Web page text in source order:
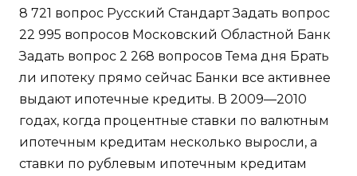
8 721 вопрос Русский Стандарт Задать вопрос
22 995 вопросов Московский Областной Банк
Задать вопрос 2 268 вопросов Тема дня Брать
ли ипотеку прямо сейчас Банки все активнее
выдают ипотечные кредиты. В 2009—2010
годах, когда процентные ставки по валютным
ипотечным кредитам несколько выросли, а
ставки по рублевым ипотечным кредитам